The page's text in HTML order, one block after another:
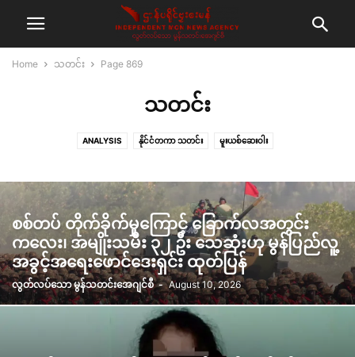
Home သတင်း Page 869
သတင်း
ANALYSIS နိုင်ငံတကာ သတင်း မူးယစ်ဆေးဝါး
စစ်တပ် တိုက်ခိုက်မှုကြောင့် ခြောက်လအတွင်း
ကလေး၊ အမျိုးသမီး ၃၂ ဦး သေဆုံးဟု မွန်ပြည်လူ့
အခွင့်အရေးဖောင်ဒေးရှင်း ထုတ်ပြန်
လွတ်လပ်သော မွန်သတင်းအေဂျင်စီ - August 10, 2026